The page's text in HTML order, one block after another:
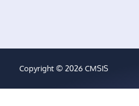
Copyright © 2026 CMSIS